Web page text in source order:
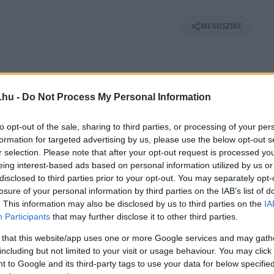
- Do Not Process My Personal Information
opt-out of the sale, sharing to third parties, or processing of your
for targeted advertising by us, please use the below opt-out
selection. Please note that after your opt-out request is processed
interest-based ads based on personal information utilized by us
to third parties prior to your opt-out. You may separately
of your personal information by third parties on the IAB’s list of
This information may also be disclosed by us to third parties on the
Participants that may further disclose it to other third parties.
that this website/app uses one or more Google services and may
but not limited to your visit or usage behaviour. You may
to Google and its third-party tags to use your data for below
MEGOSZTÁS
⏱️ KB. 2 PERC OLVASÁS
visszatér a MotoGP mezőnyébe, már
kap rá. Augusto Fernández pedig
Nagydíjat a MotoGP-ben, és két olyan
jelenti a leginkább hazai futamot, hiszen
Marc Márquez a múlt heti Le Mans-i
rajta, nem kizárt, hogy már